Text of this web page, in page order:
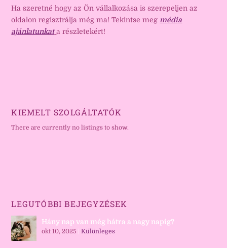
Ha szeretné hogy az Ön vállalkozása is szerepeljen az
oldalon regisztrálja még ma! Tekintse meg média
ajánlatunkat a részletekért!
KIEMELT SZOLGÁLTATÓK
There are currently no listings to show.
LEGUTÓBBI BEJEGYZÉSEK
Hány nap van még hátra a nagy napig?
okt 10, 2025 |Különleges